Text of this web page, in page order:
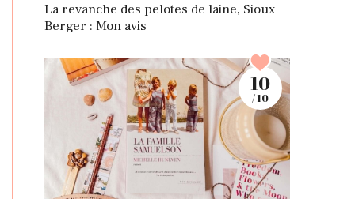
La revanche des pelotes de laine, Sioux
Berger : Mon avis
10
/ 10